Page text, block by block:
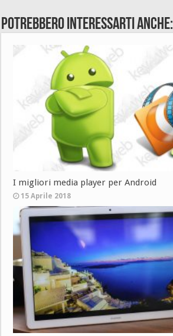
Potrebbero interessarti anche:
I migliori media player per Android
15 Aprile 2018